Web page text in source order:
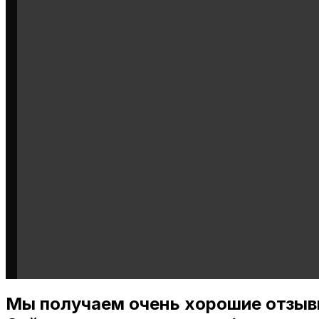
Мы получаем очень хорошие